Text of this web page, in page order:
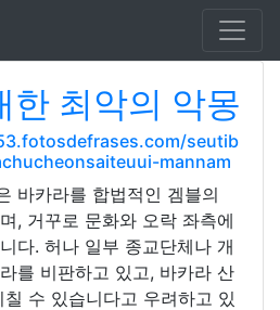
한 최악의 악몽
seutib
mannam
바카라를 합법적인 겜블의
, 거꾸로 문화와 오락 좌측에
다. 허나 일부 종교단체나 개
를 비판하고 있고, 바카라 산
수 있습니다고 우려하고 있